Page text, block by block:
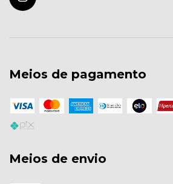
Meios de pagamento
Meios de envio